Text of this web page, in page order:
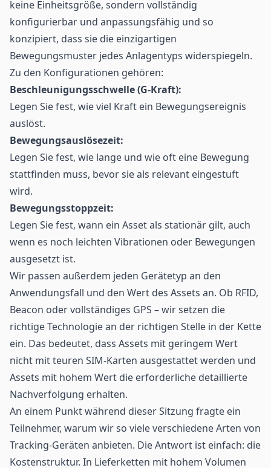
keine Einheitsgröße, sondern vollständig
konfigurierbar und anpassungsfähig und so
konzipiert, dass sie die einzigartigen
Bewegungsmuster jedes Anlagentyps widerspiegeln.
Zu den Konfigurationen gehören:
Beschleunigungsschwelle (G-Kraft):
Legen Sie fest, wie viel Kraft ein Bewegungsereignis
auslöst.
Bewegungsauslösezeit:
Legen Sie fest, wie lange und wie oft eine Bewegung
stattfinden muss, bevor sie als relevant eingestuft
wird.
Bewegungsstoppzeit:
Legen Sie fest, wann ein Asset als stationär gilt, auch
wenn es noch leichten Vibrationen oder Bewegungen
ausgesetzt ist.
Wir passen außerdem jeden Gerätetyp an den
Anwendungsfall und den Wert des Assets an. Ob RFID,
Beacon oder vollständiges GPS – wir setzen die
richtige Technologie an der richtigen Stelle in der Kette
ein. Das bedeutet, dass Assets mit geringem Wert
nicht mit teuren SIM-Karten ausgestattet werden und
Assets mit hohem Wert die erforderliche detaillierte
Nachverfolgung erhalten.
An einem Punkt während dieser Sitzung fragte ein
Teilnehmer, warum wir so viele verschiedene Arten von
Tracking-Geräten anbieten. Die Antwort ist einfach: die
Kostenstruktur. In Lieferketten mit hohem Volumen